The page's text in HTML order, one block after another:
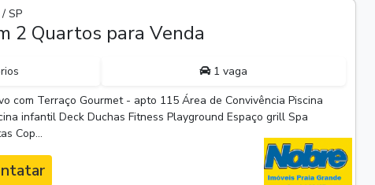
SP
2 Quartos para Venda
1 vaga
com Terraço Gourmet - apto 115 Área de Convivência Piscina
infantil Deck Duchas Fitness Playground Espaço grill Spa
Cop...